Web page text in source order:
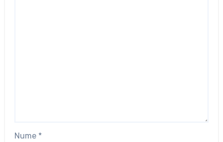
Nume *